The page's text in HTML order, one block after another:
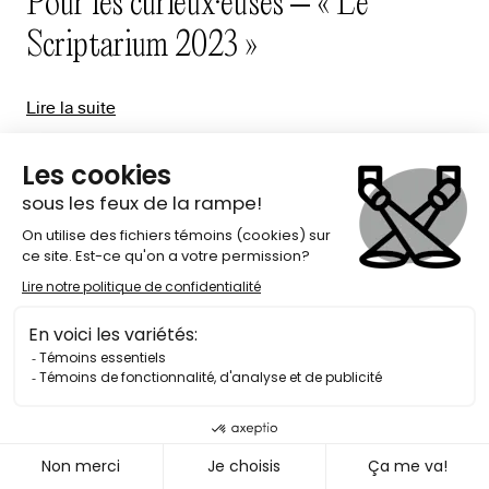
Scriptarium 2023 »
Lire la suite
25